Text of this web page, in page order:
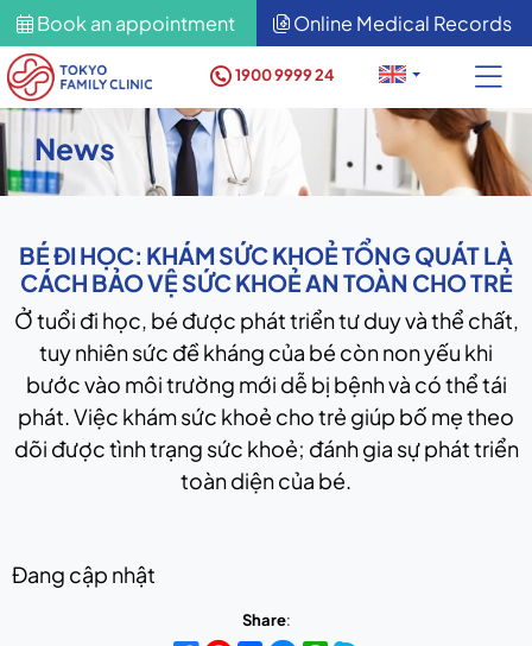
Book an appointment Online Medical Records
1900 9999 24
News
BÉ ĐI HỌC: KHÁM SỨC KHOẺ TỔNG QUÁT LÀ
CÁCH BẢO VỆ SỨC KHOẺ AN TOÀN CHO TRẺ
Ở tuổi đi học, bé được phát triển tư duy và thể chất,
tuy nhiên sức đề kháng của bé còn non yếu khi
bước vào môi trường mới dễ bị bệnh và có thể tái
phát. Việc khám sức khoẻ cho trẻ giúp bố mẹ theo
dõi được tình trạng sức khoẻ; đánh gia sự phát triển
toàn diện của bé.
Đang cập nhật
Share: